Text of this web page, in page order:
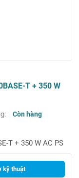
T + 350 W
Còn hàng
T + 350 W AC PS
kỹ thuật